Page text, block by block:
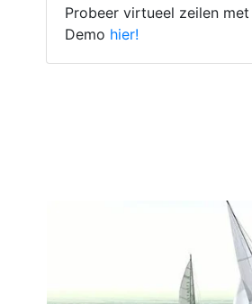
Probeer virtueel zeilen
Demo hier!